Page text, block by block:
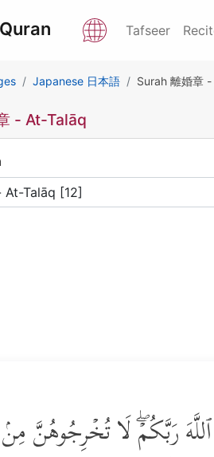
Tafseer
Japanese 日本語 Surah 離婚章
- At-Talāq
ٱللَّهَ رَبَّكُمۡۖ لَا تُخۡرِجُوهُنَّ